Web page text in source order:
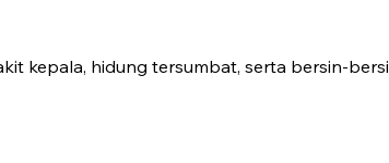
kepala, hidung tersumbat, serta bersin-